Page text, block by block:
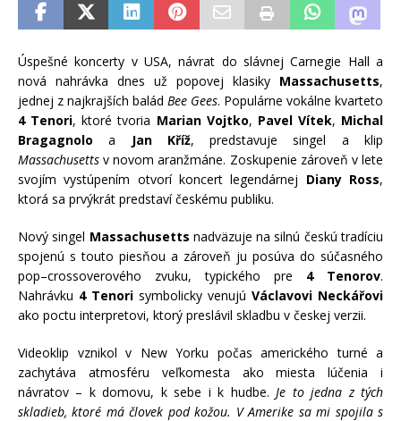
Úspešné koncerty v USA, návrat do slávnej Carnegie Hall a
nová nahrávka dnes už popovej klasiky Massachusetts,
jednej z najkrajších balád Bee Gees. Populárne vokálne kvarteto
4 Tenori, ktoré tvoria Marian Vojtko, Pavel Vítek, Michal
Bragagnolo a Jan Kříž, predstavuje singel a klip
Massachusetts v novom aranžmáne. Zoskupenie zároveň v lete
svojím vystúpením otvorí koncert legendárnej Diany Ross,
ktorá sa prvýkrát predstaví českému publiku.
Nový singel Massachusetts nadväzuje na silnú českú tradíciu
spojenú s touto piesňou a zároveň ju posúva do súčasného
pop–crossoverového zvuku, typického pre 4 Tenorov.
Nahrávku 4 Tenori symbolicky venujú Václavovi Neckářovi
ako poctu interpretovi, ktorý preslávil skladbu v českej verzii.
Videoklip vznikol v New Yorku počas amerického turné a
zachytáva atmosféru veľkomesta ako miesta lúčenia i
návratov – k domovu, k sebe i k hudbe. Je to jedna z tých
skladieb, ktoré má človek pod kožou. V Amerike sa mi spojila s